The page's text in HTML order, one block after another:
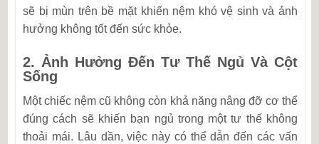
sẽ bị mùn trên bề mặt khiến nệm khó vệ sinh và ảnh
hưởng không tốt đến sức khỏe.
2. Ảnh Hưởng Đến Tư Thế Ngủ Và Cột
Sống
Một chiếc nệm cũ không còn khả năng nâng đỡ cơ thể
đúng cách sẽ khiến bạn ngủ trong một tư thế không
thoải mái. Lâu dần, việc này có thể dẫn đến các vấn